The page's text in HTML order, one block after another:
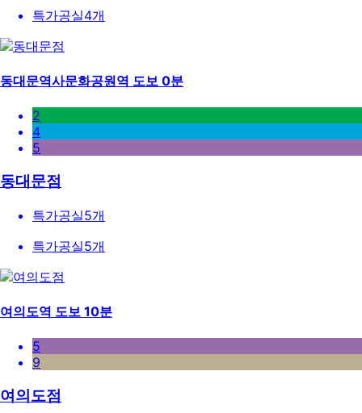
특가공실4개
동대문역사문화공원역 도보 0분
2
4
5
동대문점
특가공실5개
특가공실5개
여의도역 도보 10분
5
9
여의도점